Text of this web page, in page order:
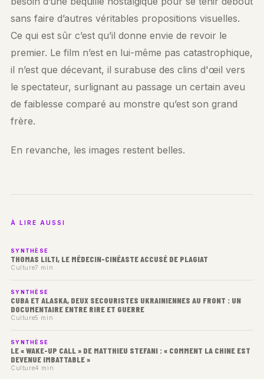
sans faire d’autres véritables propositions visuelles.
Ce qui est sûr c’est qu’il donne envie de revoir le
premier. Le film n’est en lui-même pas catastrophique,
il n’est que décevant, il surabuse des clins d'œil vers
le spectateur, surlignant au passage un certain aveu
de faiblesse comparé au monstre qu’est son grand
frère.
En revanche, les images restent belles.
À LIRE AUSSI
SYNTHÈSE
THOMAS LILTI, LE MÉDECIN-CINÉASTE ACCUSÉ DE PLAGIAT
Culture7 min
SYNTHÈSE
CUBA ET ALASKA, DEUX SECOURISTES UKRAINIENNES AU FRONT : UN
DOCUMENTAIRE ENTRE RIRE ET GUERRE
Culture5 min
SYNTHÈSE
LE « WAKE-UP CALL » DE MATTHIEU STEFANI : « COMMENT LA CHINE EST
DEVENUE IMBATTABLE »
Culture4 min